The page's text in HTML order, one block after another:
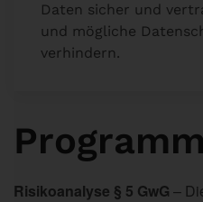
Daten sicher und
und mögliche
verhindern.
Programm
Risikoanalyse § 5 GwG –